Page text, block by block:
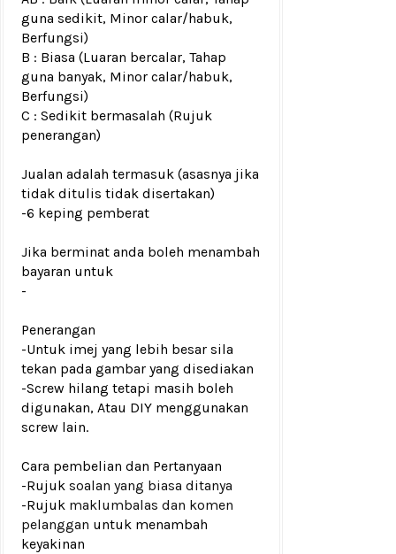
guna sedikit, Minor calar/habuk,
Berfungsi)
B : Biasa (Luaran bercalar, Tahap
guna banyak, Minor calar/habuk,
Berfungsi)
C : Sedikit bermasalah (Rujuk
penerangan)
Jualan adalah termasuk (asasnya jika
tidak ditulis tidak disertakan)
-6 keping pemberat
Jika berminat anda boleh menambah
bayaran untuk
-
Penerangan
-Untuk imej yang lebih besar sila
tekan pada gambar yang disediakan
-Screw hilang tetapi masih boleh
digunakan, Atau DIY menggunakan
screw lain.
Cara pembelian dan Pertanyaan
-Rujuk soalan yang biasa ditanya
-Rujuk maklumbalas dan komen
pelanggan untuk menambah
keyakinan